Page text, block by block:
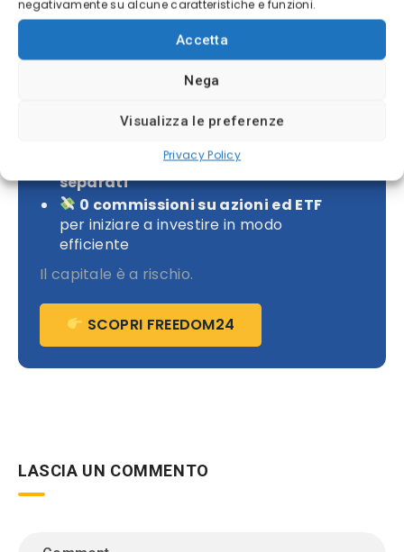
negativamente su alcune caratteristiche e funzioni.
Accetta
Nega
Visualizza le preferenze
Privacy Policy
Investi con Freedom24 senza
Idee di investimento degli analisti
16%
i tuoi asset sono custoditi in
separati
0 commissioni su azioni ed ETF
per iniziare a investire in modo
efficiente
Il capitale è a rischio.
SCOPRI FREEDOM24
LASCIA UN COMMENTO